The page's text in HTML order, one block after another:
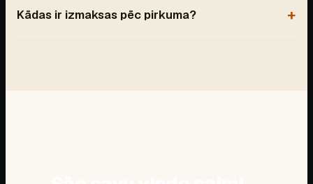
Kādas ir izmaksas pēc pirkuma?